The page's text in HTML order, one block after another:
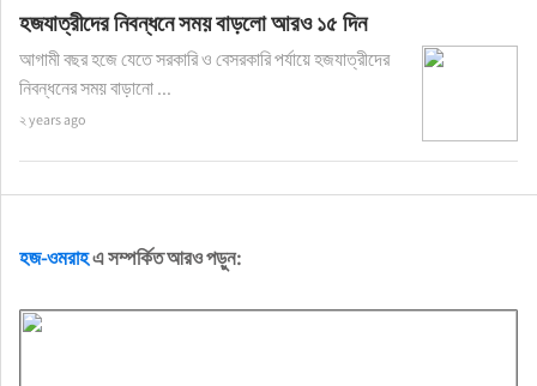
হজযাত্রীদের নিবন্ধনে সময় বাড়লো আরও ১৫ দিন
আগামী বছর হজে যেতে সরকারি ও বেসরকারি পর্যায়ে হজযাত্রীদের
নিবন্ধনের সময় বাড়ানো ...
২ years ago
হজ-ওমরাহএ সম্পর্কিত আরও পড়ুন: